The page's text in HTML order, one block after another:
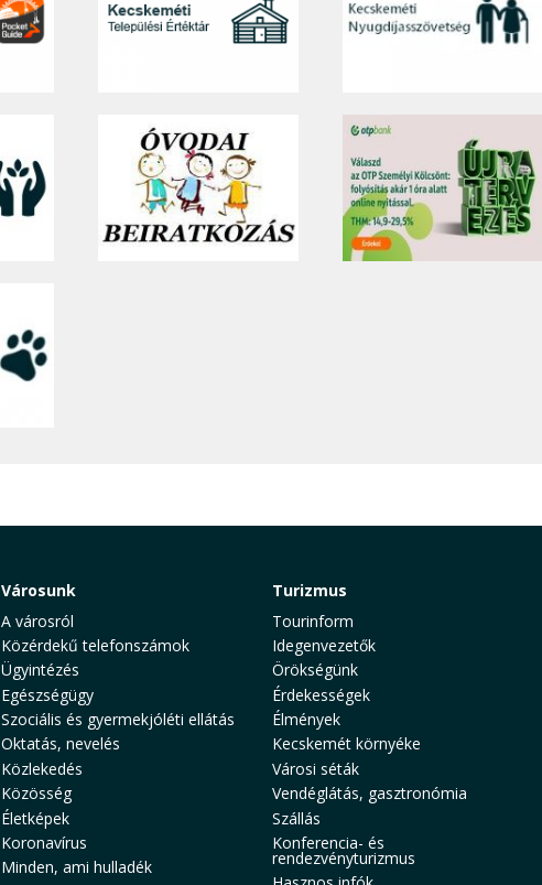
Városunk
A városról
Közérdekű telefonszámok
Ügyintézés
Egészségügy
Szociális és gyermekjóléti ellátás
Oktatás, nevelés
Közlekedés
Közösség
Életképek
Koronavírus
Minden, ami hulladék
Turizmus
Tourinform
Idegenvezetők
Örökségünk
Érdekességek
Élmények
Kecskemét környéke
Városi séták
Vendéglátás, gasztronómia
Szállás
Konferencia- és
rendezvényturizmus